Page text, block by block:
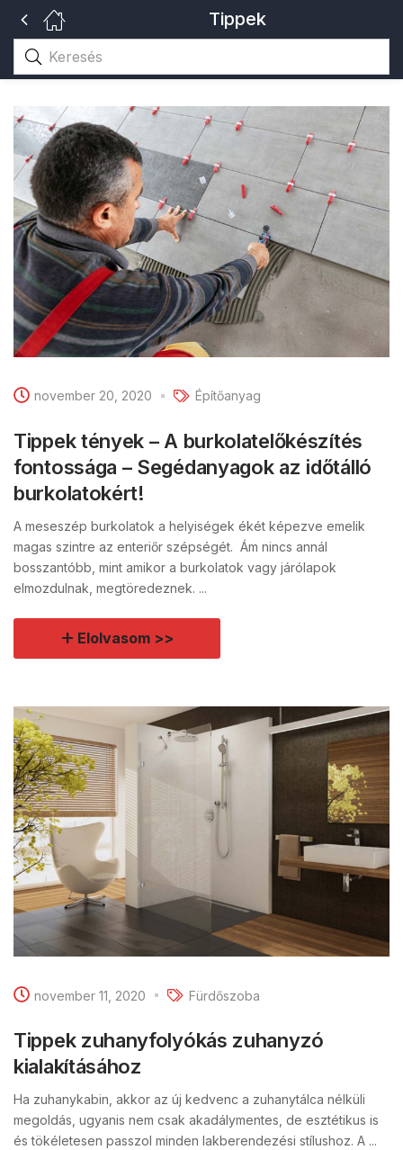
Tippek
november 20, 2020 Építőanyag
Tippek tények – A burkolatelőkészítés
fontossága – Segédanyagok az időtálló
burkolatokért!
A meseszép burkolatok a helyiségek ékét képezve emelik
magas szintre az enteriőr szépségét. Ám nincs annál
bosszantóbb, mint amikor a burkolatok vagy járólapok
elmozdulnak, megtöredeznek. ...
Elolvasom >>
november 11, 2020 Fürdőszoba
Tippek zuhanyfolyókás zuhanyzó
kialakításához
Ha zuhanykabin, akkor az új kedvenc a zuhanytálca nélküli
megoldás, ugyanis nem csak akadálymentes, de esztétikus is
és tökéletesen passzol minden lakberendezési stílushoz. A ...